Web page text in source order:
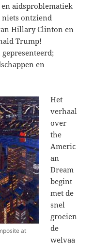
aidsproblematiek
niets ontziend
Hillary Clinton en
Trump!
en
at
Het
verhaal
over
the
Americ
an
Dream
begint
met de
snel
groeien
de
welvaa